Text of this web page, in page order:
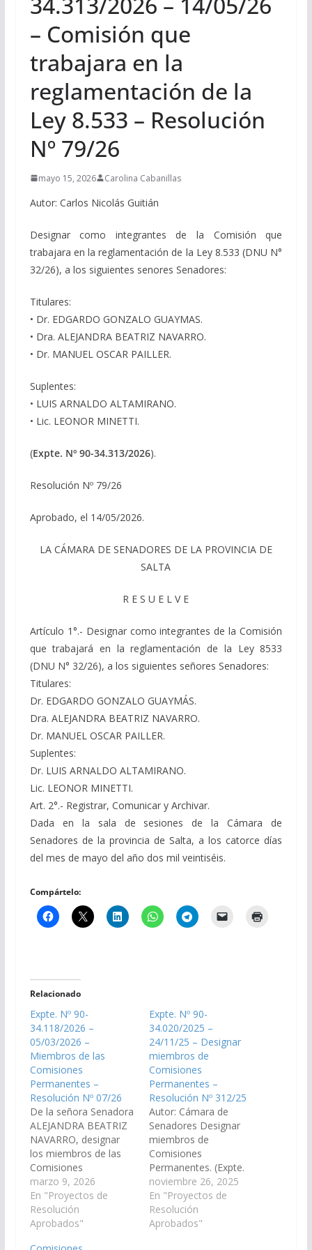
– Comisión que
trabajara en la
reglamentación de la
Ley 8.533 – Resolución
Nº 79/26
mayo 15, 2026 Carolina Cabanillas
Autor: Carlos Nicolás Guitián
Designar como integrantes de la Comisión que
trabajara en la reglamentación de la Ley 8.533 (DNU N°
32/26), a los siguientes senores Senadores:
Titulares:
• Dr. EDGARDO GONZALO GUAYMAS.
• Dra. ALEJANDRA BEATRIZ NAVARRO.
• Dr. MANUEL OSCAR PAILLER.
Suplentes:
• LUIS ARNALDO ALTAMIRANO.
• Lic. LEONOR MINETTI.
(Expte. Nº 90-34.313/2026).
Resolución Nº 79/26
Aprobado, el 14/05/2026.
LA CÁMARA DE SENADORES DE LA PROVINCIA DE
SALTA
R E S U E L V E
Artículo 1°.- Designar como integrantes de la Comisión
que trabajará en la reglamentación de la Ley 8533
(DNU N° 32/26), a los siguientes señores Senadores:
Titulares:
Dr. EDGARDO GONZALO GUAYMÁS.
Dra. ALEJANDRA BEATRIZ NAVARRO.
Dr. MANUEL OSCAR PAILLER.
Suplentes:
Dr. LUIS ARNALDO ALTAMIRANO.
Lic. LEONOR MINETTI.
Art. 2°.- Registrar, Comunicar y Archivar.
Dada en la sala de sesiones de la Cámara de
Senadores de la provincia de Salta, a los catorce días
del mes de mayo del año dos mil veintiséis.
Compártelo:
Relacionado
Expte. Nº 90-
34.118/2026 –
05/03/2026 –
Miembros de las
Comisiones
Permanentes –
Resolución Nº 07/26
De la señora Senadora
ALEJANDRA BEATRIZ
NAVARRO, designar
los miembros de las
Comisiones
Permanentes. (Expte.
Nº 90-34.118/2026).
Resolución Nº 07/26
Aprobado, el
marzo 9, 2026
En "Proyectos de
Resolución
Aprobados"
Expte. Nº 90-
34.020/2025 –
24/11/25 – Designar
miembros de
Comisiones
Permanentes –
Resolución Nº 312/25
Autor: Cámara de
Senadores Designar
miembros de
Comisiones
Permanentes. (Expte.
Nº 90-34.020/2025).
Resolución Nº
312/2025 Aprobado el
24/11/25. LA
noviembre 26, 2025
En "Proyectos de
Resolución
Aprobados"